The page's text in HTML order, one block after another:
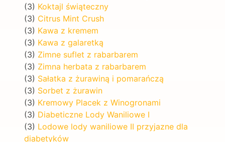
(3) Koktajl świąteczny
(3) Citrus Mint Crush
(3) Kawa z kremem
(3) Kawa z galaretką
(3) Zimne suflet z rabarbarem
(3) Zimna herbata z rabarbarem
(3) Sałatka z żurawiną i pomarańczą
(3) Sorbet z żurawin
(3) Kremowy Placek z Winogronami
(3) Diabeticzne Lody Waniliowe I
(3) Lodowe lody waniliowe II przyjazne dla
diabetyków